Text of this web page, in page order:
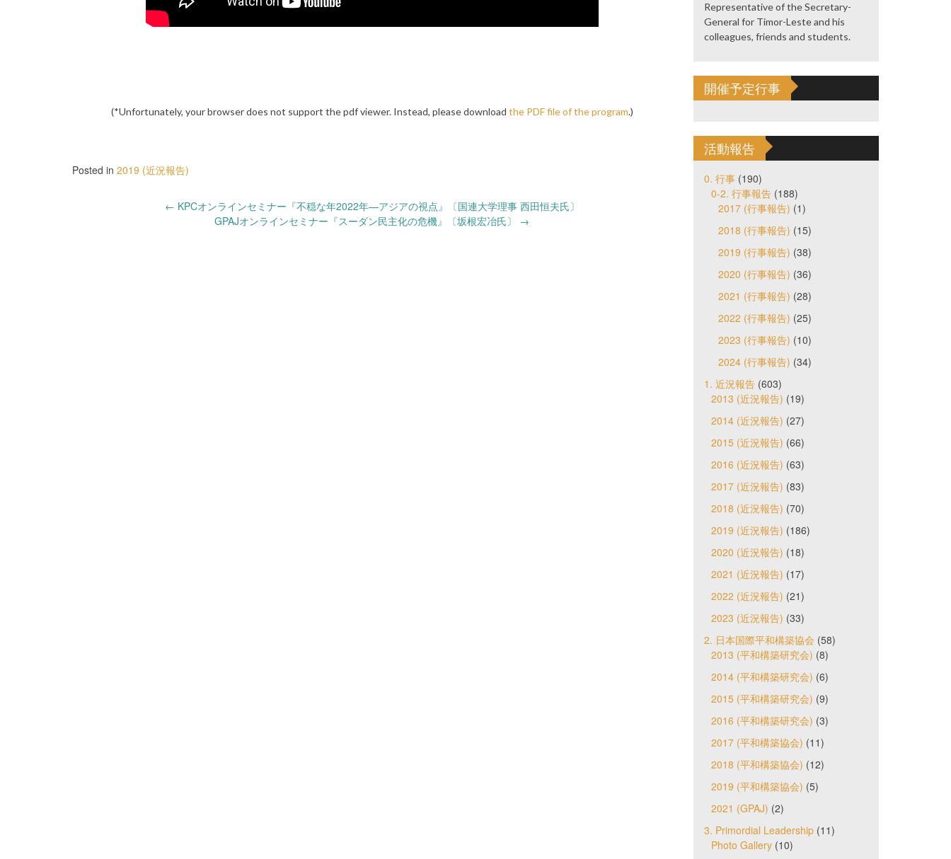
(*Unfortunately, your browser does not support the pdf viewer. Instead, please download the PDF file of the program.)
Posted in 2019 (近況報告)
← KPCオンラインセミナー『不穏な年2022年―アジアの視点』〔国連大学理事 西田恒夫氏〕
GPAJオンラインセミナー『スーダン民主化の危機』〔坂根宏冶氏〕 →
Representative of the Secretary-
General for Timor-Leste and his
colleagues, friends and students.
開催予定行事
活動報告
0. 行事(190)
0-2. 行事報告(188)
2017 (行事報告) (1)
2018 (行事報告) (15)
2019 (行事報告) (38)
2020 (行事報告) (36)
2021 (行事報告) (28)
2022 (行事報告) (25)
2023 (行事報告) (10)
2024 (行事報告) (34)
1. 近況報告(603)
2013 (近況報告) (19)
2014 (近況報告) (27)
2015 (近況報告) (66)
2016 (近況報告) (63)
2017 (近況報告) (83)
2018 (近況報告) (70)
2019 (近況報告) (186)
2020 (近況報告) (18)
2021 (近況報告) (17)
2022 (近況報告) (21)
2023 (近況報告) (33)
2. 日本国際平和構築協会 (58)
2013 (平和構築研究会) (8)
2014 (平和構築研究会) (6)
2015 (平和構築研究会) (9)
2016 (平和構築研究会) (3)
2017 (平和構築協会) (11)
2018 (平和構築協会) (12)
2019 (平和構築協会) (5)
2021 (GPAJ) (2)
3. Primordial Leadership(11)
Photo Gallery(10)